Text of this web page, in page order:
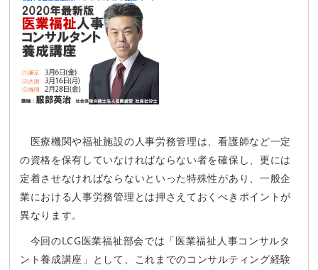
医療機関や福祉施設の人事労務管理は、看護師など一定
の資格を保有していなければならない者を確保し、更には
定着させなければならないといった特殊性があり、一般企
業における人事労務管理とは押さえておくべきポイントが
異なります。
今回のLCG医業福祉部会では「医業福祉人事コンサルタ
ント養成講座」として、これまでのコンサルティング経験